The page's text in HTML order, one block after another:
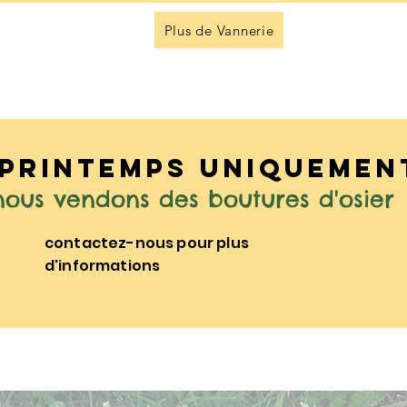
Plus de Vannerie
vendons des boutures d'osier
contactez-nous pour plus
d'informations